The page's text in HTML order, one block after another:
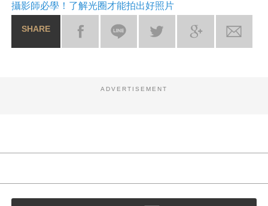
攝影師必學！了解光圈才能拍出好照片
SHARE
ADVERTISEMENT